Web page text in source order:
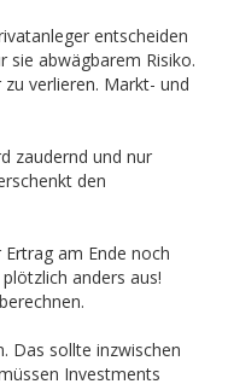
entscheiden
sie abwägbarem Risiko.
verlieren. Markt- und
zaudernd und nur
den
am Ende noch
anders aus!
Das sollte inzwischen
Investments